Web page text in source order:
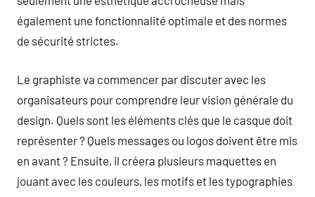
également une fonctionnalité optimale et des normes
de sécurité strictes.
Le graphiste va commencer par discuter avec les
organisateurs pour comprendre leur vision générale du
design. Quels sont les éléments clés que le casque doit
représenter ? Quels messages ou logos doivent être mis
en avant ? Ensuite, il créera plusieurs maquettes en
jouant avec les couleurs, les motifs et les typographies